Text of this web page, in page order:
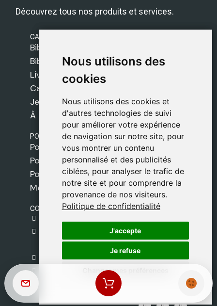
Nous utilisons des
cookies
Nous utilisons des cookies et
d'autres technologies de suivi
pour améliorer votre expérience
de navigation sur notre site, pour
vous montrer un contenu
personnalisé et des publicités
ciblées, pour analyser le trafic de
notre site et pour comprendre la
provenance de nos visiteurs.
Politique de confidentialité
J'accepte
Je refuse
Changer mes préférences
Nous utilisons des
cookies
Nous utilisons des cookies et
d'autres technologies de suivi
pour améliorer votre expérience
de navigation sur notre site, pour
vous montrer un contenu
personnalisé et des publicités
ciblées, pour analyser le trafic de
notre site et pour comprendre la
provenance de nos visiteurs.
Politique de confidentialité
J'accepte
Je refuse
Changer mes préférences
Découvrez tous nos produits et services.
CATÉGORIES
Bibles Safeliz
Bibles
Livres
Cadeaux
Jeux
À propos de nous
POLITIQUES
Politique de livraison
Politique de cookies
Politique de confidentialité
Mentions légales
CONTACT
C. del Pradillo, 6, 28770 Colmenar Viejo,
Madrid
+34 918 459 877